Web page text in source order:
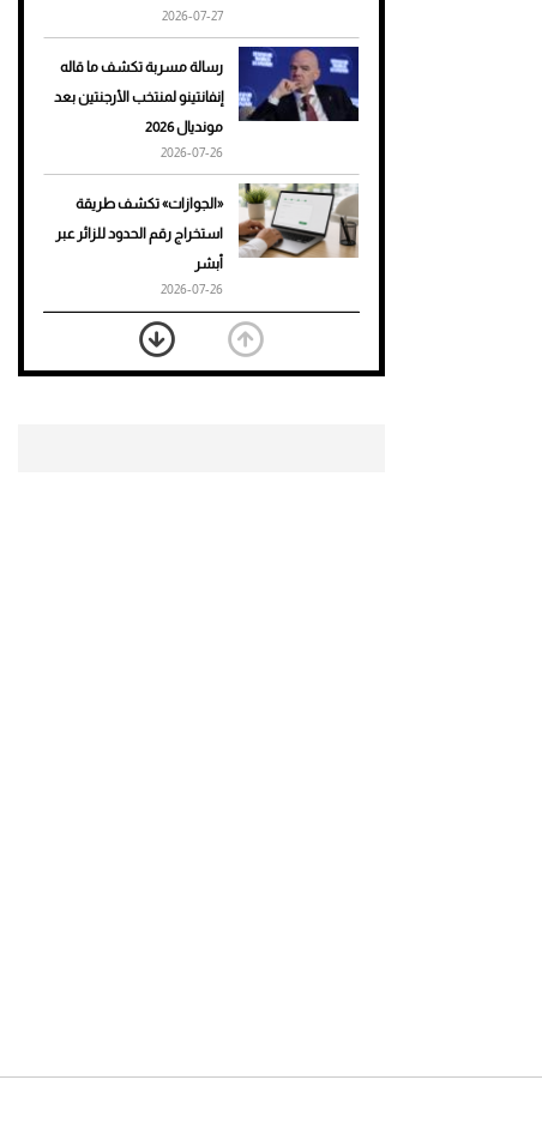
للرجال
2026-07-27
رسالة مسربة تكشف ما قاله
إنفانتينو لمنتخب الأرجنتين بعد
مونديال 2026
2026-07-26
«الجوازات» تكشف طريقة
استخراج رقم الحدود للزائر عبر
أبشر
2026-07-26
بعد 7 أشهر من تعرضه لحادث
مروع.. جوشوا يفوز على برينغا